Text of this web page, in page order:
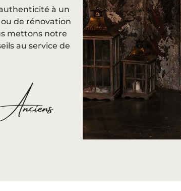
à un
de rénovation
mettons notre
au service de